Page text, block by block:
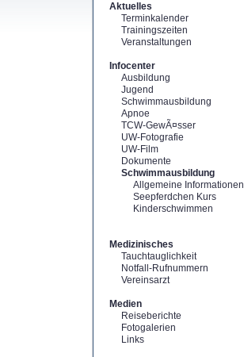
Aktuelles
Terminkalender
Trainingszeiten
Veranstaltungen
Infocenter
Ausbildung
Jugend
Schwimmausbildung
Apnoe
TCW-GewÃ¤sser
UW-Fotografie
UW-Film
Dokumente
Schwimmausbildung
Allgemeine Informationen
Seepferdchen Kurs
Kinderschwimmen
Medizinisches
Tauchtauglichkeit
Notfall-Rufnummern
Vereinsarzt
Medien
Reiseberichte
Fotogalerien
Links